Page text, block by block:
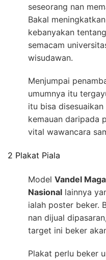
seseorang nan
Bakal
kebanyakan
semacam
wisudawan.
Menjumpai
umumnya itu
itu bisa
kemauan daripada
vital wawancara
2 Plakat Piala
Model Vandel
Nasional lainnya
ialah poster beker.
nan dijual
target ini beker
Plakat perlu beker